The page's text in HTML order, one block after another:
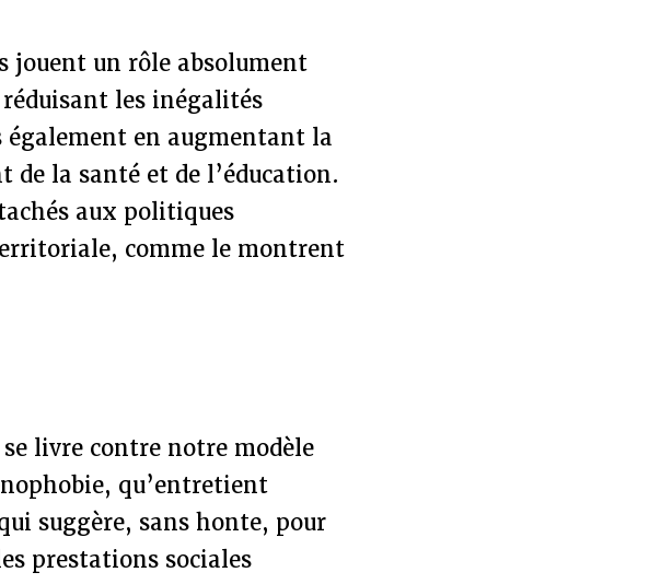
jouent un rôle absolument
les inégalités
également en augmentant la
la santé et de l’éducation.
aux politiques
comme le montrent
livre contre notre modèle
qu’entretient
suggère, sans honte, pour
prestations sociales